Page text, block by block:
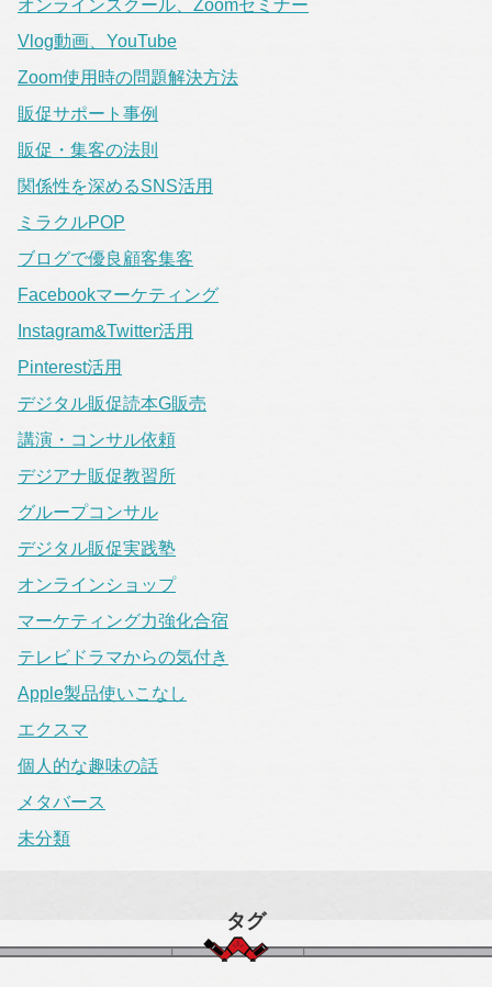
オンラインスクール、Zoomセミナー
Vlog動画、YouTube
Zoom使用時の問題解決方法
販促サポート事例
販促・集客の法則
関係性を深めるSNS活用
ミラクルPOP
ブログで優良顧客集客
Facebookマーケティング
Instagram&Twitter活用
Pinterest活用
デジタル販促読本G販売
講演・コンサル依頼
デジアナ販促教習所
グループコンサル
デジタル販促実践塾
オンラインショップ
マーケティング力強化合宿
テレビドラマからの気付き
Apple製品使いこなし
エクスマ
個人的な趣味の話
メタバース
未分類
タグ